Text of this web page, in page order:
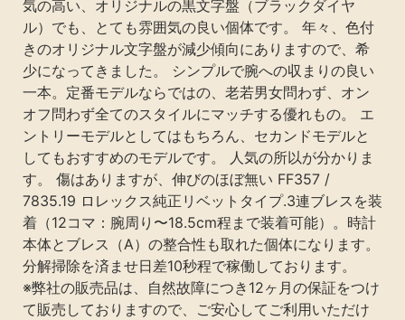
気の高い、オリジナルの黒文字盤（ブラックダイヤ
ル）でも、とても雰囲気の良い個体です。 年々、色付
きのオリジナル文字盤が減少傾向にありますので、希
少になってきました。 シンプルで腕への収まりの良い
一本。定番モデルならではの、老若男女問わず、オン
オフ問わず全てのスタイルにマッチする優れもの。 エ
ントリーモデルとしてはもちろん、セカンドモデルと
してもおすすめのモデルです。 人気の所以が分かりま
す。 傷はありますが、伸びのほぼ無い FF357 /
7835.19 ロレックス純正リベットタイプ.3連ブレスを装
着（12コマ：腕周り〜18.5cm程まで装着可能）。時計
本体とブレス（A）の整合性も取れた個体になります。
分解掃除を済ませ日差10秒程で稼働しております。
※弊社の販売品は、自然故障につき12ヶ月の保証をつけ
て販売しておりますので、ご安心してご利用いただけ